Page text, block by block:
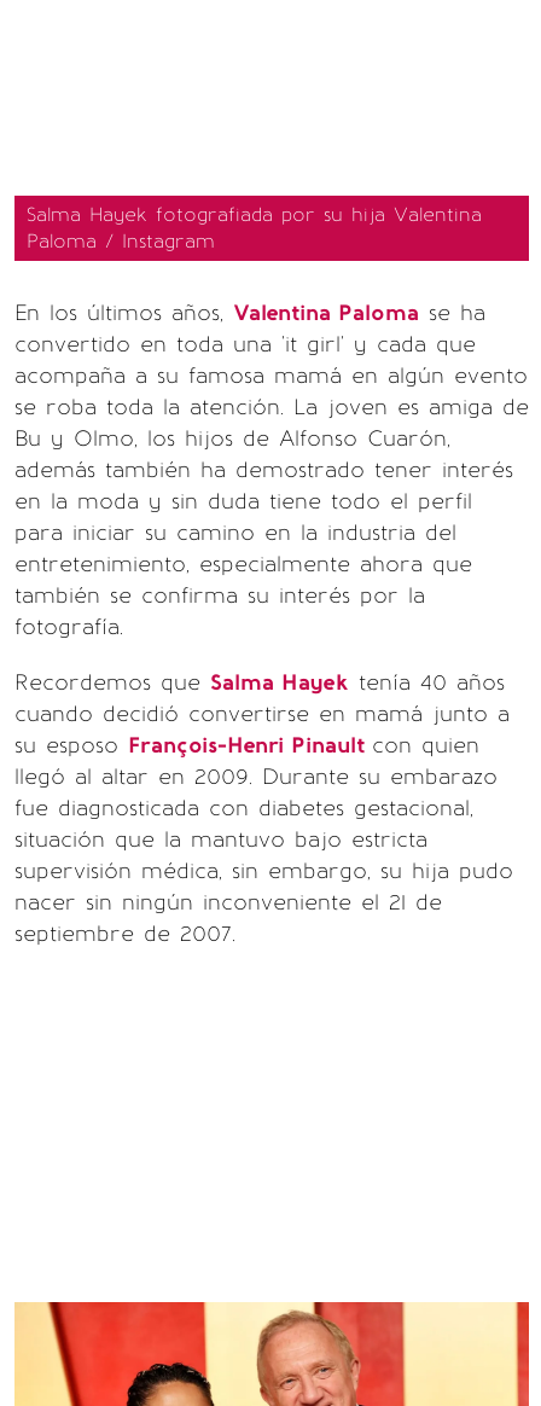
Salma Hayek fotografiada por su hija Valentina
Paloma / Instagram
En los últimos años, Valentina Paloma se ha
convertido en toda una 'it girl' y cada que
acompaña a su famosa mamá en algún evento
se roba toda la atención. La joven es amiga de
Bu y Olmo, los hijos de Alfonso Cuarón,
además también ha demostrado tener interés
en la moda y sin duda tiene todo el perfil
para iniciar su camino en la industria del
entretenimiento, especialmente ahora que
también se confirma su interés por la
fotografía.
Recordemos que Salma Hayek tenía 40 años
cuando decidió convertirse en mamá junto a
su esposo François-Henri Pinault con quien
llegó al altar en 2009. Durante su embarazo
fue diagnosticada con diabetes gestacional,
situación que la mantuvo bajo estricta
supervisión médica, sin embargo, su hija pudo
nacer sin ningún inconveniente el 21 de
septiembre de 2007.